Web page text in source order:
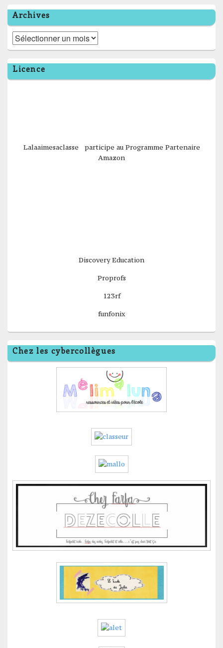
Archives
Archives
Licence
Lalaaimesaclasse participe au Programme Partenaire
Amazon
Discovery Education
Proprofs
123rf
funfonix
Chez les cybercollègues